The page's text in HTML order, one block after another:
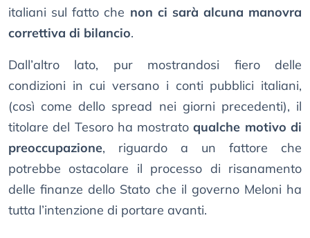
italiani sul fatto che non ci sarà alcuna manovra
correttiva di bilancio.
Dall’altro lato, pur mostrandosi fiero delle
condizioni in cui versano i conti pubblici italiani,
(così come dello spread nei giorni precedenti), il
titolare del Tesoro ha mostratoqualche motivo di
preoccupazione, riguardo a un fattore che
potrebbe ostacolare il processo di risanamento
delle finanze dello Stato che il governo Meloni ha
tutta l’intenzione di portare avanti.